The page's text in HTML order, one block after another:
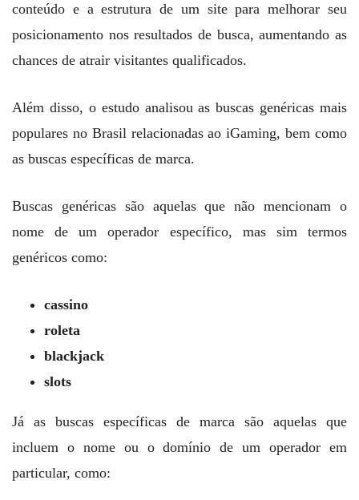
conteúdo e a estrutura de um site para melhorar seu
posicionamento nos resultados de busca, aumentando as
chances de atrair visitantes qualificados.
Além disso, o estudo analisou as buscas genéricas mais
populares no Brasil relacionadas ao iGaming, bem como
as buscas específicas de marca.
Buscas genéricas são aquelas que não mencionam o
nome de um operador específico, mas sim termos
genéricos como:
cassino
roleta
blackjack
slots
Já as buscas específicas de marca são aquelas que
incluem o nome ou o domínio de um operador em
particular, como: